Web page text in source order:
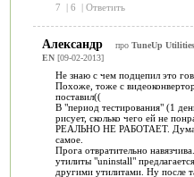
7
| 6 | Ответить
Александр про TuneUp
EN[09-02-2013]
Не знаю с чем подцепил это
Похоже, тоже с
поставил((
В "период тестирования" (1
рисует, сколько чего ей не
РЕАЛЬНО НЕ РАБОТАЕТ.
самое.
Прога отвратительно
утилиты "uninstall"
другими утилитами. Ну после